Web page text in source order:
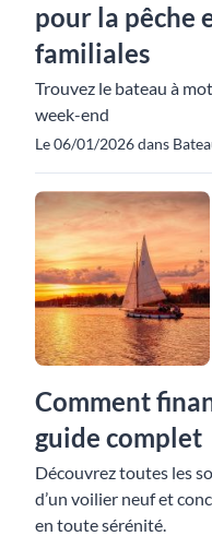
pour la pêche
familiales
Trouvez le bateau à
week-end
Le 06/01/2026 dans
Comment
guide complet
Découvrez toutes les
d’un voilier neuf et
en toute sérénité.